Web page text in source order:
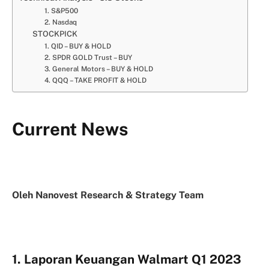
1. S&P500
2. Nasdaq
STOCKPICK
1. QID – BUY & HOLD
2. SPDR GOLD Trust – BUY
3. General Motors – BUY & HOLD
4. QQQ – TAKE PROFIT & HOLD
Current News
Oleh Nanovest Research & Strategy Team
1. Laporan Keuangan Walmart Q1 2023